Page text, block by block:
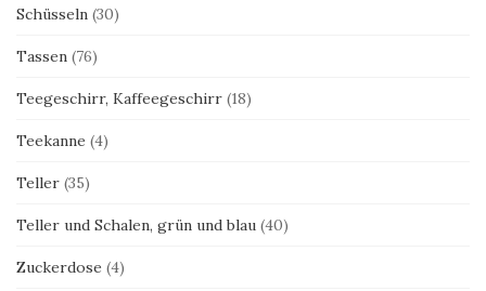
Schüsseln (30)
Tassen (76)
Teegeschirr, Kaffeegeschirr (18)
Teekanne (4)
Teller (35)
Teller und Schalen, grün und blau (40)
Zuckerdose (4)